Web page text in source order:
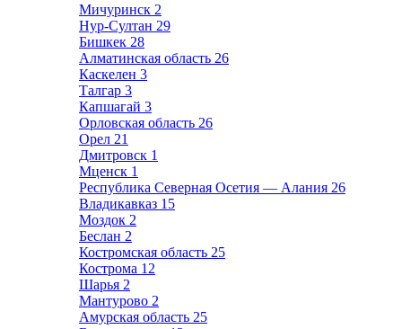
Мичуринск 2
Нур-Султан 29
Бишкек 28
Алматинская область 26
Каскелен 3
Талгар 3
Капшагай 3
Орловская область 26
Орел 21
Дмитровск 1
Мценск 1
Республика Северная Осетия — Алания 26
Владикавказ 15
Моздок 2
Беслан 2
Костромская область 25
Кострома 12
Шарья 2
Мантурово 2
Амурская область 25